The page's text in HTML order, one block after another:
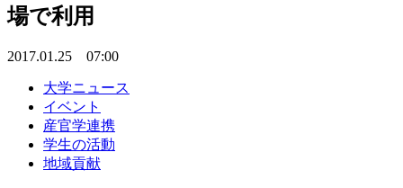
場で利用
2017.01.25 07:00
大学ニュース
イベント
産官学連携
学生の活動
地域貢献